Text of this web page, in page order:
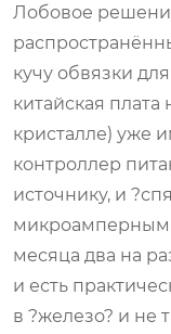
Лобовое
кучу обвязки
китайская плата
кристалле) уже
контроллер
источнику, и
микроамперным
месяца два на
и есть
в ?железо? и не